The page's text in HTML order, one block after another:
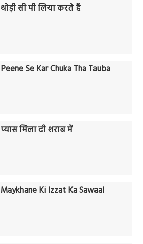
थोड़ी सी पी लिया करते हैं
Peene Se Kar Chuka Tha Tauba
प्यास मिला दी शराब में
Maykhane Ki Izzat Ka Sawaal